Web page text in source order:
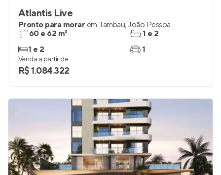
Atlantis Live
Pronto para morar em Tambaú,João Pessoa
60 e 62 m²
1 e 2
1 e 2
1
Venda a partir de
R$ 1.084.322